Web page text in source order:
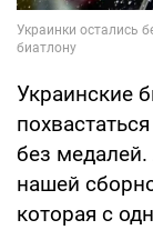
Украинские
без
нашей
которая с